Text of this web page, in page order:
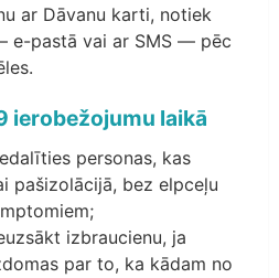
ar Dāvanu karti, notiek
e-pastā vai ar SMS — pēc
ierobežojumu laikā
personas, kas
pašizolācijā, bez elpceļu
izbraucienu, ja
par to, ka kādam no